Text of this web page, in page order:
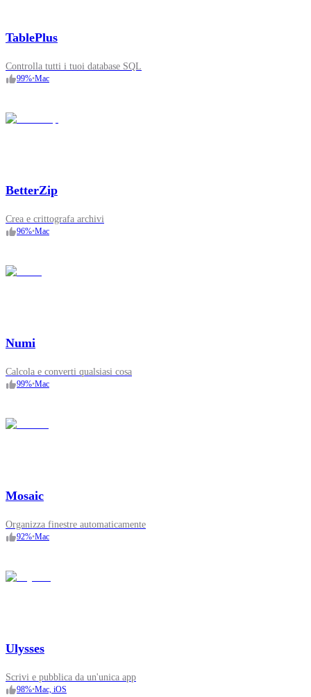
TablePlus
Controlla tutti i tuoi database SQL
99%•Mac
BetterZip
Crea e crittografa archivi
96%•Mac
Numi
Calcola e converti qualsiasi cosa
99%•Mac
Mosaic
Organizza finestre automaticamente
92%•Mac
Ulysses
Scrivi e pubblica da un'unica app
98%•Mac, iOS